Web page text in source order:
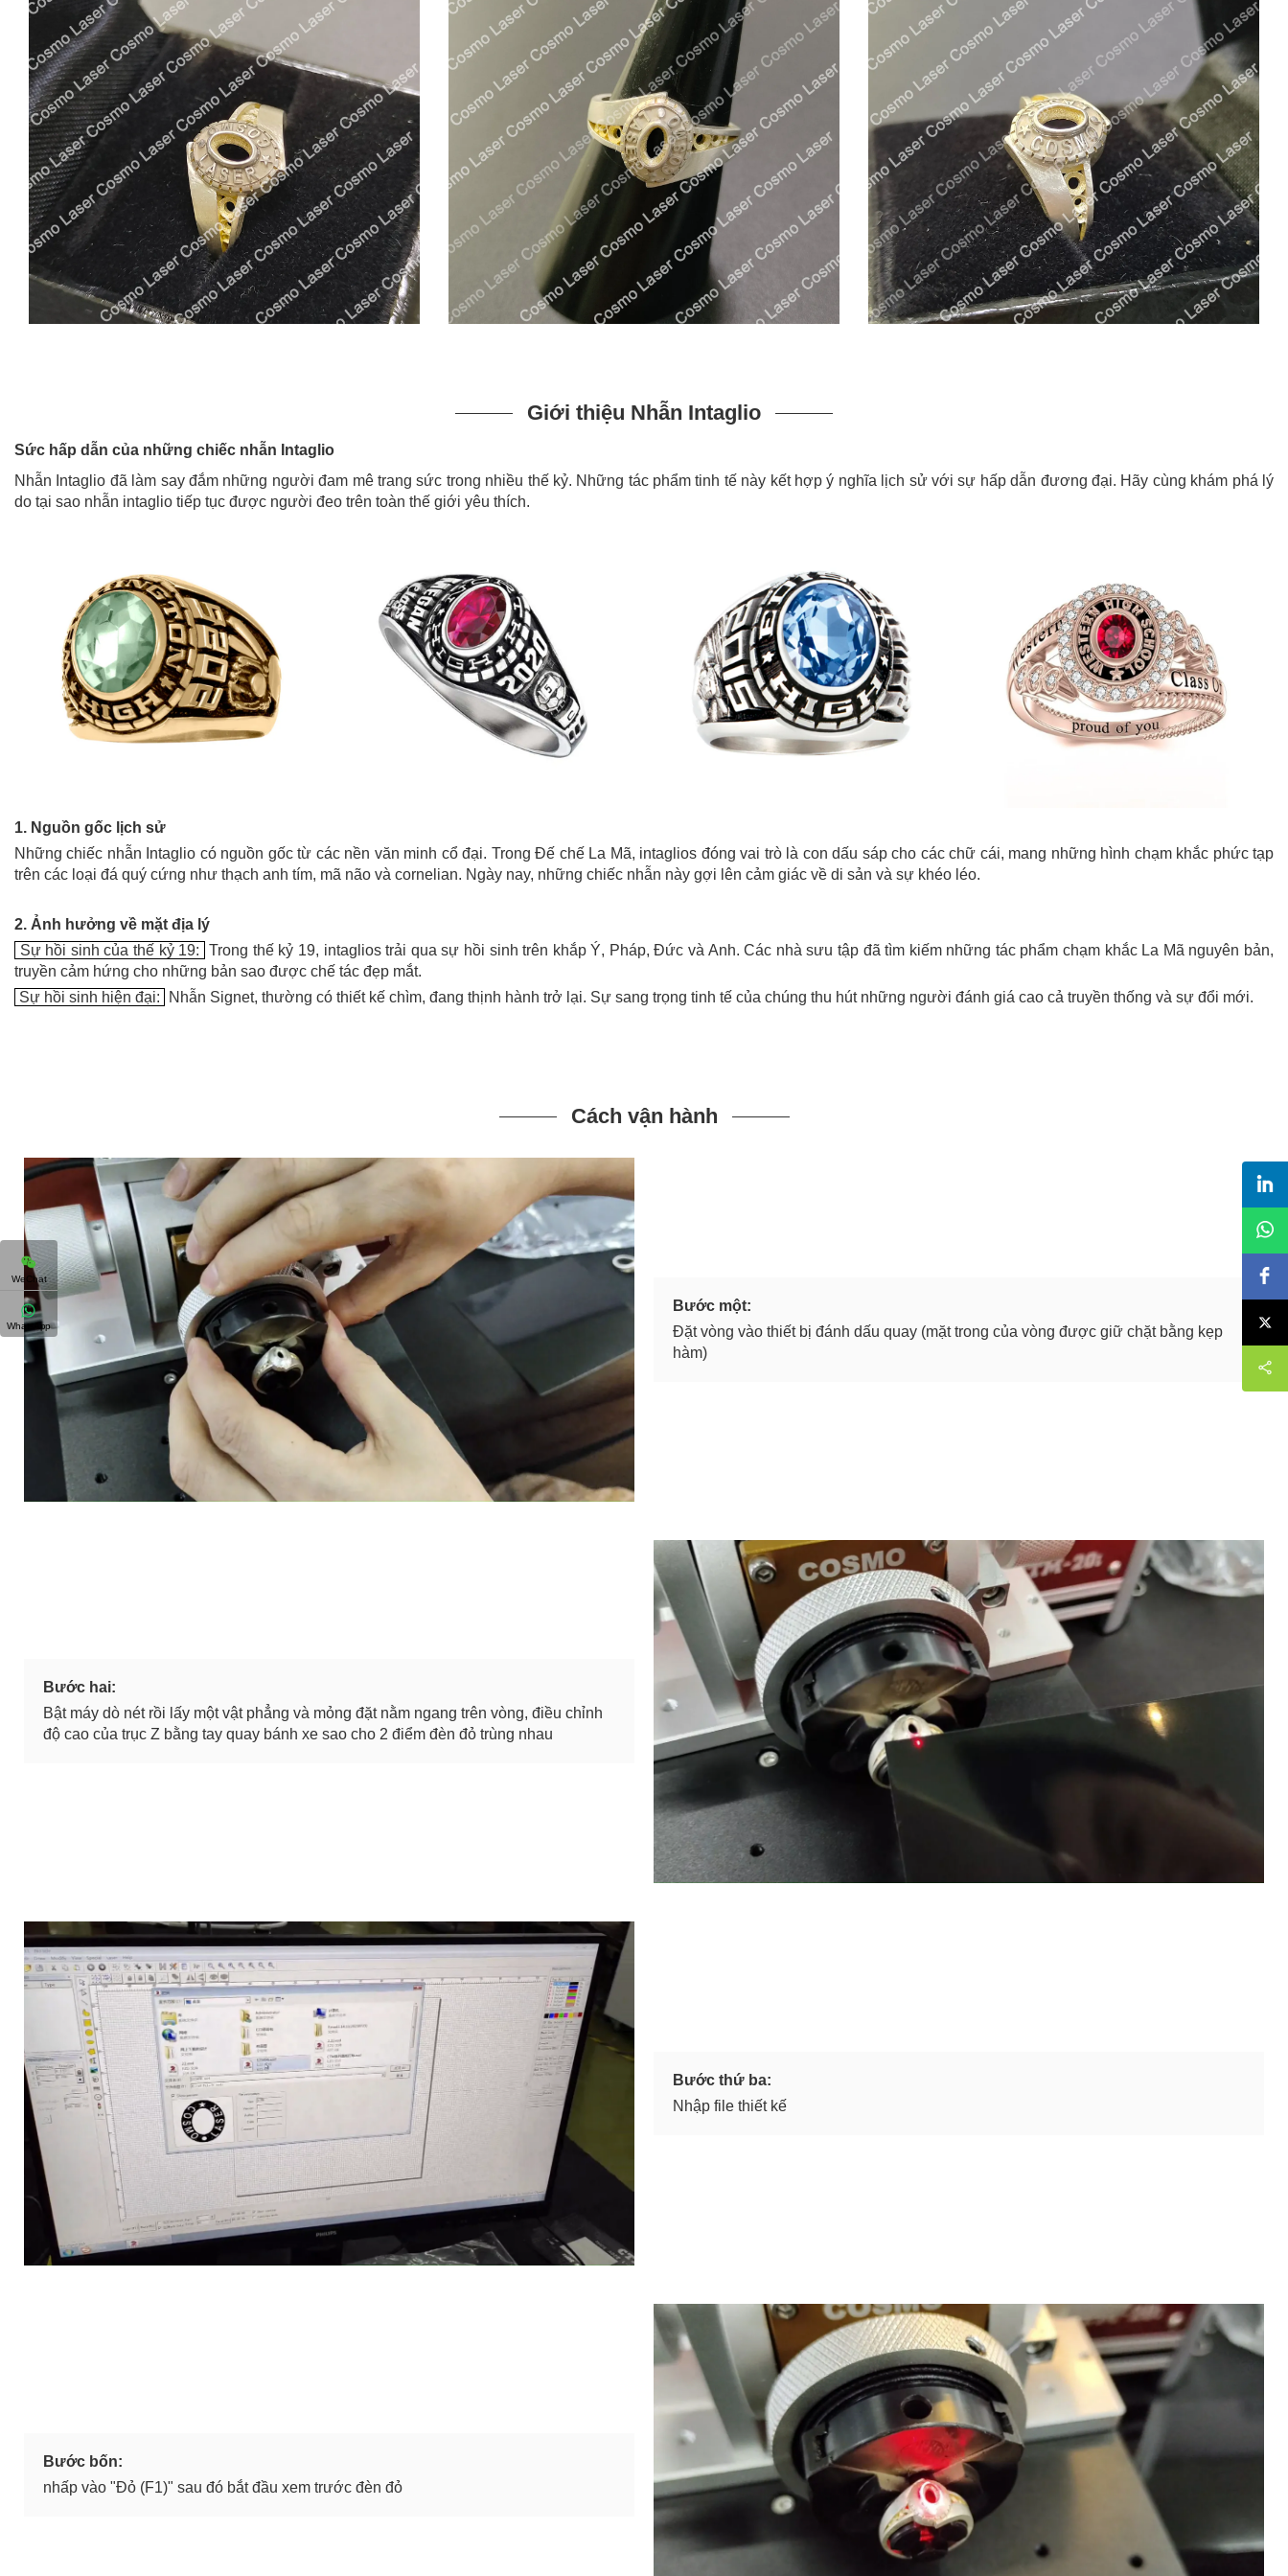
Giới thiệu Nhẫn Intaglio
Sức hấp dẫn của những chiếc nhẫn Intaglio
Nhẫn Intaglio đã làm say đắm những người đam mê trang sức trong nhiều thế kỷ. Những tác phẩm tinh tế này kết hợp ý nghĩa lịch sử với sự hấp dẫn đương đại. Hãy cùng khám phá lý
do tại sao nhẫn intaglio tiếp tục được người đeo trên toàn thế giới yêu thích.
1. Nguồn gốc lịch sử
Những chiếc nhẫn Intaglio có nguồn gốc từ các nền văn minh cổ đại. Trong Đế chế La Mã, intaglios đóng vai trò là con dấu sáp cho các chữ cái, mang những hình chạm khắc phức tạp
trên các loại đá quý cứng như thạch anh tím, mã não và cornelian. Ngày nay, những chiếc nhẫn này gợi lên cảm giác về di sản và sự khéo léo.
2. Ảnh hưởng về mặt địa lý
Sự hồi sinh của thế kỷ 19:
Trong thế kỷ 19, intaglios trải qua sự hồi sinh trên khắp Ý, Pháp, Đức và Anh. Các nhà sưu tập đã tìm kiếm những tác phẩm chạm khắc La Mã nguyên bản,
truyền cảm hứng cho những bản sao được chế tác đẹp mắt.
Sự hồi sinh hiện đại:
Nhẫn Signet, thường có thiết kế chìm, đang thịnh hành trở lại. Sự sang trọng tinh tế của chúng thu hút những người đánh giá cao cả truyền thống và sự đổi mới.
Cách vận hành
Bước một:
Đặt vòng vào thiết bị đánh dấu quay (mặt trong của vòng được giữ chặt bằng kẹp
hàm)
Bước hai:
Bật máy dò nét rồi lấy một vật phẳng và mỏng đặt nằm ngang trên vòng, điều chỉnh
độ cao của trục Z bằng tay quay bánh xe sao cho 2 điểm đèn đỏ trùng nhau
Bước thứ ba:
Nhập file thiết kế
Bước bốn:
nhấp vào "Đỏ (F1)" sau đó bắt đầu xem trước đèn đỏ
WeChat
WhatsApp